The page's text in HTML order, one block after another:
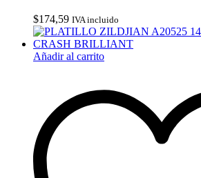
$174,59 IVA incluido
Añadir al carrito